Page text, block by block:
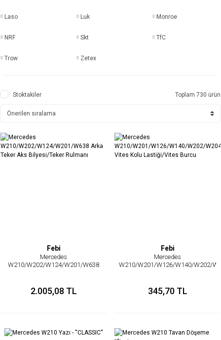
Laso Luk Monroe
NRF Skt TfC
Trow Zetex
Stoktakiler Toplam 730 ürün
Febi
Mercedes
W210/W202/W124/W201/W638
2.005,08 TL
Febi
Mercedes
W210/W201/W126/W140/W202/
345,70 TL